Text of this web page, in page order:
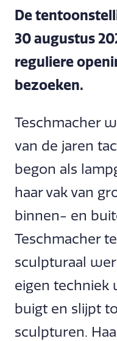
De
30 augustus
reguliere
bezoeken.
Teschmacher
van de jaren
begon als
haar vak van
binnen- en
Teschmacher
sculpturaal
eigen techniek
buigt en slijpt
sculpturen.